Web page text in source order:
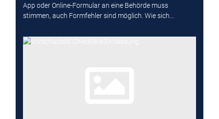
App oder Online-Formular an eine Behörde muss
stimmen, auch Formfehler sind möglich. Wie sich...